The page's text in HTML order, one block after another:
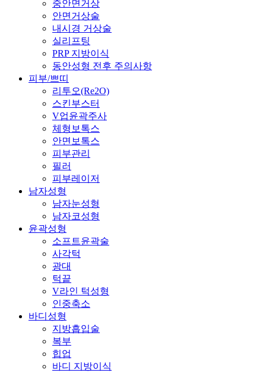
중안면거상
안면거상술
내시경 거상술
실리프팅
PRP 지방이식
동안성형 전후 주의사항
피부/쁘띠
리투오(Re2O)
스킨부스터
V업윤곽주사
체형보톡스
안면보톡스
피부관리
필러
피부레이저
남자성형
남자눈성형
남자코성형
윤곽성형
소프트윤곽술
사각턱
광대
턱끝
V라인 턱성형
인중축소
바디성형
지방흡입술
복부
힙업
바디 지방이식